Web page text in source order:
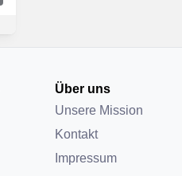
Über uns
Unsere Mission
Kontakt
Impressum